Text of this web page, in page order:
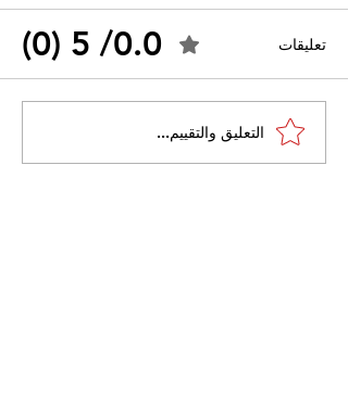
القضاء الإداري يقضي بحل
نقابة "كنابست"
تعليقات 0.0/ 5 (0)
التعليق والتقييم...